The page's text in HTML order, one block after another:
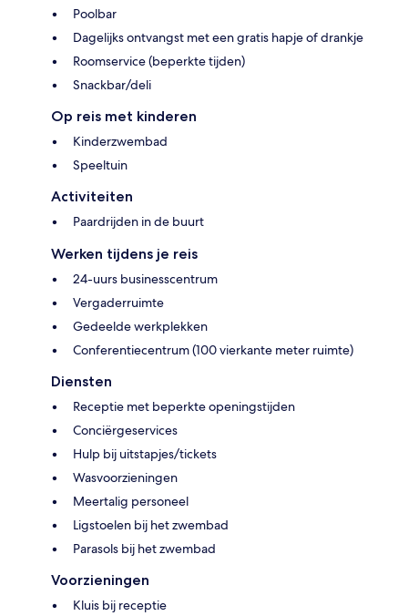
Poolbar
Dagelijks ontvangst met een gratis hapje of drankje
Roomservice (beperkte tijden)
Snackbar/deli
Op reis met kinderen
Kinderzwembad
Speeltuin
Activiteiten
Paardrijden in de buurt
Werken tijdens je reis
24-uurs businesscentrum
Vergaderruimte
Gedeelde werkplekken
Conferentiecentrum (100 vierkante meter ruimte)
Diensten
Receptie met beperkte openingstijden
Conciërgeservices
Hulp bij uitstapjes/tickets
Wasvoorzieningen
Meertalig personeel
Ligstoelen bij het zwembad
Parasols bij het zwembad
Voorzieningen
Kluis bij receptie